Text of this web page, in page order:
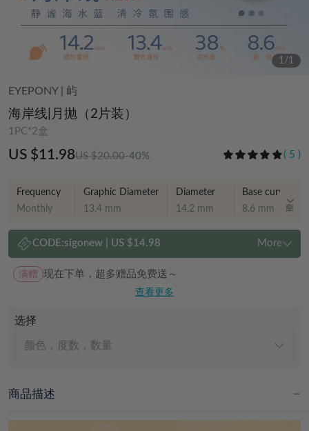
1 / 1
EYEPONY| 屿
海岸线|月抛（2片装）
1PC*2盒
US $11.98US $20.00-40% ( 5 )
Frequency
Monthly
Graphic Diameter
13.4 mm
Diameter
14.2 mm
Base curve
8.6 mm
CODE:sigonew| US $14.98 More
满赠 现在下单，超多赠品免费送～
查看更多
选择
颜色，度数，数量
商品描述